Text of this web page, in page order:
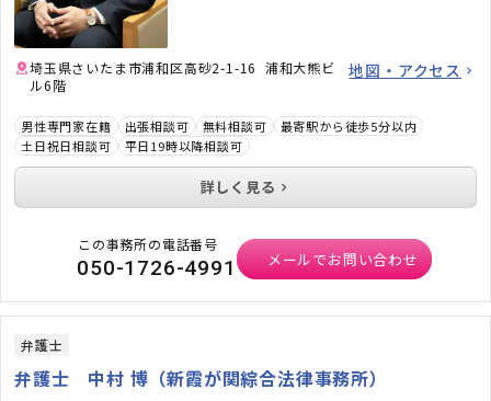
埼玉県さいたま市浦和区高砂2-1-16 浦和大熊ビ
ル6階
地図・アクセス
男性専門家在籍 出張相談可 無料相談可
最寄駅から徒歩5分以内
土日祝日相談可
平日19時以降相談可
詳しく見る
この事務所の電話番号
050-1726-4991 メールでお問い合わせ
弁護士
弁護士 中村 博（新霞が関綜合法律事務所）